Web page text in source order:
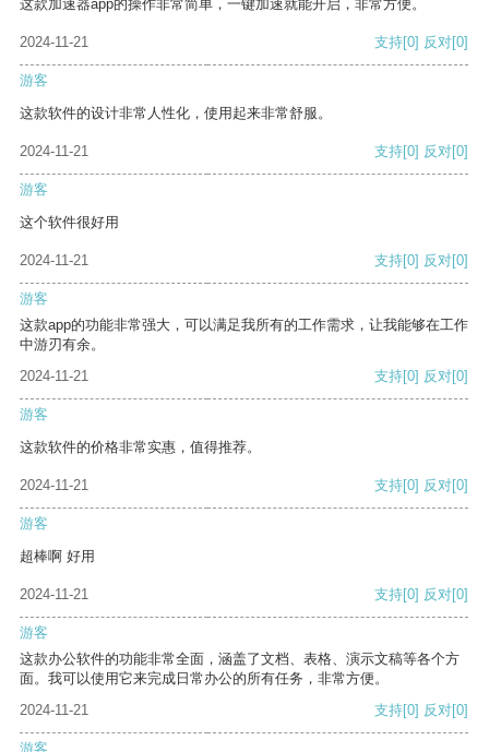
这款加速器app的操作非常简单，一键加速就能开启，非常方便。
2024-11-21 支持[0] 反对[0]
游客
这款软件的设计非常人性化，使用起来非常舒服。
2024-11-21 支持[0] 反对[0]
游客
这个软件很好用
2024-11-21 支持[0] 反对[0]
游客
这款app的功能非常强大，可以满足我所有的工作需求，让我能够在工作
中游刃有余。
2024-11-21
支持[0] 反对[0]
游客
这款软件的价格非常实惠，值得推荐。
2024-11-21 支持[0] 反对[0]
游客
超棒啊 好用
2024-11-21 支持[0] 反对[0]
游客
这款办公软件的功能非常全面，涵盖了文档、表格、演示文稿等各个方
面。我可以使用它来完成日常办公的所有任务，非常方便。
2024-11-21
支持[0] 反对[0]
游客